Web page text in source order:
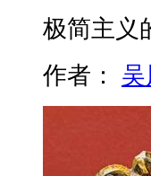
极简主义
作者： 吴